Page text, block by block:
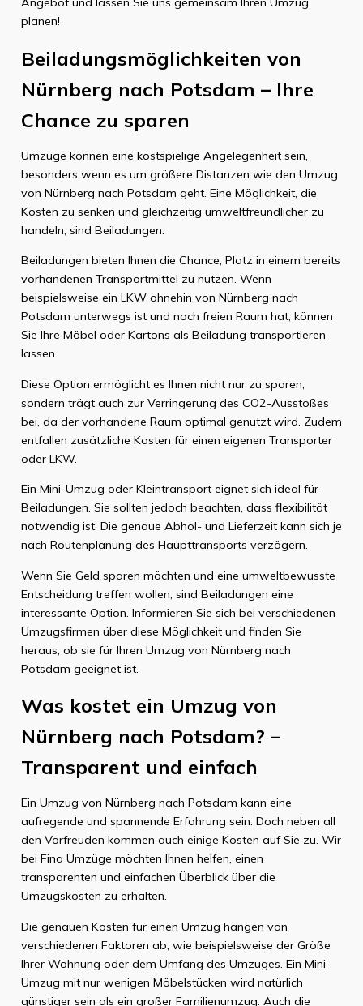
planen!
Beiladungsmöglichkeiten von
Nürnberg nach Potsdam – Ihre
Chance zu sparen
Umzüge können eine kostspielige Angelegenheit sein,
besonders wenn es um größere Distanzen wie den Umzug
von Nürnberg nach Potsdam geht. Eine Möglichkeit, die
Kosten zu senken und gleichzeitig umweltfreundlicher zu
handeln, sind Beiladungen.
Beiladungen bieten Ihnen die Chance, Platz in einem bereits
vorhandenen Transportmittel zu nutzen. Wenn
beispielsweise ein LKW ohnehin von Nürnberg nach
Potsdam unterwegs ist und noch freien Raum hat, können
Sie Ihre Möbel oder Kartons als Beiladung transportieren
lassen.
Diese Option ermöglicht es Ihnen nicht nur zu sparen,
sondern trägt auch zur Verringerung des CO2-Ausstoßes
bei, da der vorhandene Raum optimal genutzt wird. Zudem
entfallen zusätzliche Kosten für einen eigenen Transporter
oder LKW.
Ein Mini-Umzug oder Kleintransport eignet sich ideal für
Beiladungen. Sie sollten jedoch beachten, dass flexibilität
notwendig ist. Die genaue Abhol- und Lieferzeit kann sich je
nach Routenplanung des Haupttransports verzögern.
Wenn Sie Geld sparen möchten und eine umweltbewusste
Entscheidung treffen wollen, sind Beiladungen eine
interessante Option. Informieren Sie sich bei verschiedenen
Umzugsfirmen über diese Möglichkeit und finden Sie
heraus, ob sie für Ihren Umzug von Nürnberg nach
Potsdam geeignet ist.
Was kostet ein Umzug von
Nürnberg nach Potsdam? –
Transparent und einfach
Ein Umzug von Nürnberg nach Potsdam kann eine
aufregende und spannende Erfahrung sein. Doch neben all
den Vorfreuden kommen auch einige Kosten auf Sie zu. Wir
bei Fina Umzüge möchten Ihnen helfen, einen
transparenten und einfachen Überblick über die
Umzugskosten zu erhalten.
Die genauen Kosten für einen Umzug hängen von
verschiedenen Faktoren ab, wie beispielsweise der Größe
Ihrer Wohnung oder dem Umfang des Umzuges. Ein Mini-
Umzug mit nur wenigen Möbelstücken wird natürlich
günstiger sein als ein großer Familienumzug. Auch die